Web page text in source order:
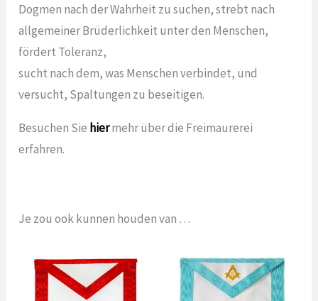
Dogmen nach der Wahrheit zu suchen, strebt nach
allgemeiner Brüderlichkeit unter den Menschen,
fördert Toleranz,
sucht nach dem, was Menschen verbindet, und
versucht, Spaltungen zu beseitigen.
Besuchen Sie hiermehr über die Freimaurerei
erfahren.
Je zou ook kunnen houden van …